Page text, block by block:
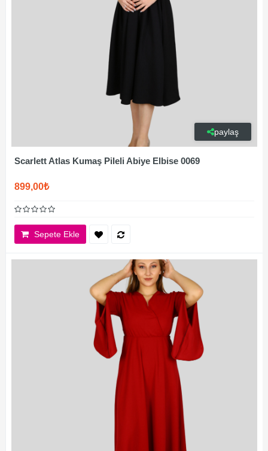
paylaş
Scarlett Atlas Kumaş Pileli Abiye Elbise 0069
899,00₺
Sepete Ekle